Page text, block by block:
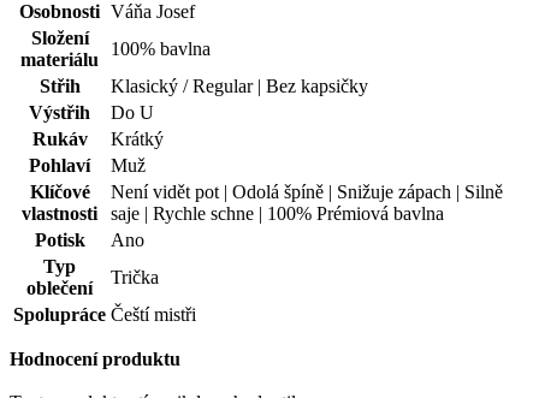
Klíčové
vlastnosti
Není vidět pot | Odolá špíně | Snižuje zápach | Silně
Potisk
Ano
Typ
oblečení
Trička
Spolupráce
Čeští mistři
Hodnocení produktu
Tento produkt zatím nikdo nehodnotil.
PŘIDAT HODNOCENÍ
Vybrali jsme pro vás